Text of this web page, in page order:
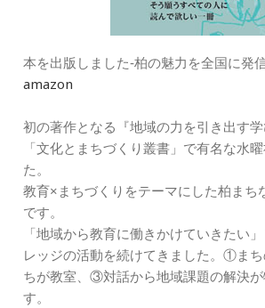
本を出版しました‐柏の魅力を全国に発
amazon
初の著作となる『地域の力を引き出す
「文化とまちづくり叢書」で有名な水
た。
教育×まちづくりをテーマにした柏まち
です。
「地域から教育に働きかけていきたい
レッジの活動を続けてきました。①ま
ちが教室、③対話から地域課題の解決
す。